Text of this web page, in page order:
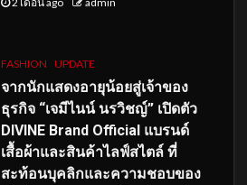
FASHION UPDATE
จากนักแสดงอายุน้อยสู่เจ้าของ
ธุรกิจ “เจมีไนน์ นรวิชญ์” เปิดตัว
DIVINE Brand Official แบรนด์
เสื้อผ้าและสินค้าไลฟ์สไตล์ ที่
สะท้อนบุคลิกและความชอบของ